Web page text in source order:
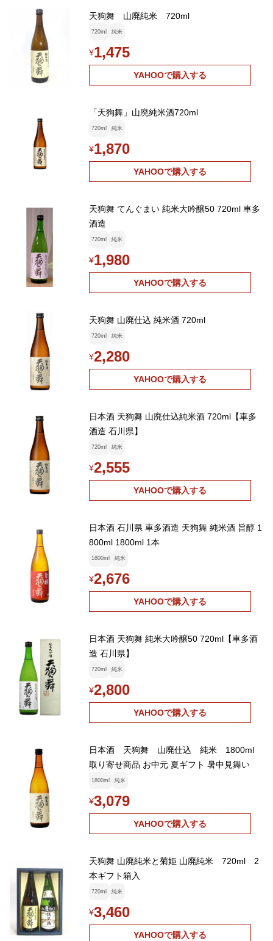
天狗舞 山廃純米 720ml
720ml 純米
¥1,475
YAHOOで購入する
「天狗舞」山廃純米酒720ml
720ml 純米
¥1,870
YAHOOで購入する
天狗舞 てんぐまい 純米大吟醸50 720ml 車多
酒造
720ml 純米
¥1,980
YAHOOで購入する
天狗舞 山廃仕込 純米酒 720ml
720ml 純米
¥2,280
YAHOOで購入する
日本酒 天狗舞 山廃仕込純米酒 720ml【車多
酒造 石川県】
720ml 純米
¥2,555
YAHOOで購入する
日本酒 石川県 車多酒造 天狗舞 純米酒 旨醇 1
800ml 1800ml 1本
1800ml 純米
¥2,676
YAHOOで購入する
日本酒 天狗舞 純米大吟醸50 720ml【車多酒
造 石川県】
720ml 純米
¥2,800
YAHOOで購入する
日本酒 天狗舞 山廃仕込 純米 1800ml
取り寄せ商品 お中元 夏ギフト 暑中見舞い
1800ml 純米
¥3,079
YAHOOで購入する
天狗舞 山廃純米と菊姫 山廃純米 720ml 2
本ギフト箱入
720ml 純米
¥3,460
YAHOOで購入する